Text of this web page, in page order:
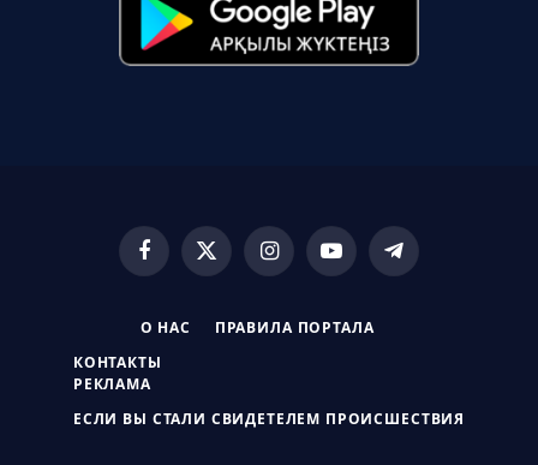
Facebook
X
InstagramYouTubeTelegram
О НАС ПРАВИЛА ПОРТАЛА
КОНТАКТЫ
РЕКЛАМА
ЕСЛИ ВЫ СТАЛИ СВИДЕТЕЛЕМ ПРОИСШЕСТВИЯ